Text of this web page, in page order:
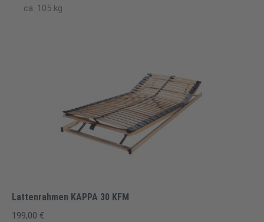
ca. 105 kg
Lattenrahmen KAPPA 30 KFM
199,00 €